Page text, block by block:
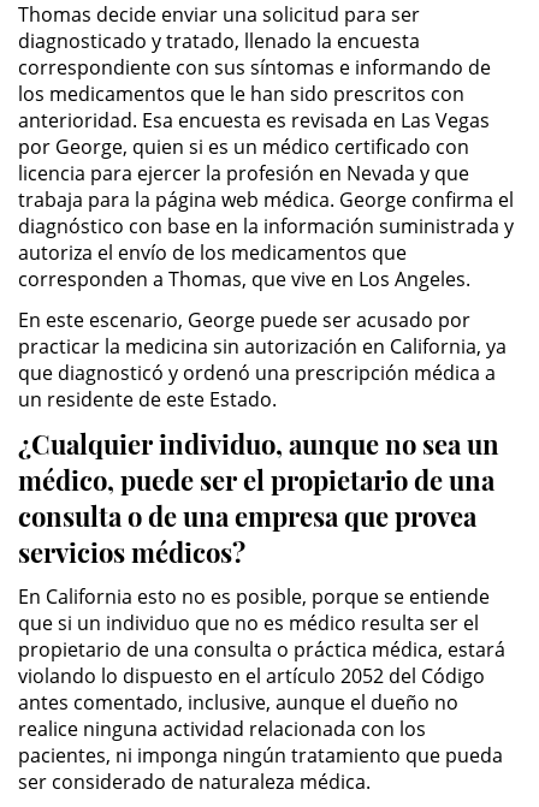
Derechos de los Padres en
Casos Juveniles
Desviación Informal Juvenil
Delitos por los cuales un Menor
puede ser Juzgado como Adulto
División de Justicia Juvenil
La Ley de los Tres Delitos y
Fuera
Libertad Condicional para
Menores
Petición Aceptada
Proyecto de Ley del Senado 439
Sello de Registros de Menores
Tutela de los Tribunales
Tribunal de Delincuencia Juvenil
Delitos Sexuales
Thomas decide enviar una solicitud para ser
diagnosticado y tratado, llenado la encuesta
correspondiente con sus síntomas e informando de
los medicamentos que le han sido prescritos con
anterioridad. Esa encuesta es revisada en Las Vegas
por George, quien si es un médico certificado con
licencia para ejercer la profesión en Nevada y que
trabaja para la página web médica. George confirma el
diagnóstico con base en la información suministrada y
autoriza el envío de los medicamentos que
corresponden a Thomas, que vive en Los Angeles.
En este escenario, George puede ser acusado por
practicar la medicina sin autorización en California, ya
que diagnosticó y ordenó una prescripción médica a
un residente de este Estado.
¿Cualquier individuo, aunque no sea un
médico, puede ser el propietario de una
consulta o de una empresa que provea
servicios médicos?
En California esto no es posible, porque se entiende
que si un individuo que no es médico resulta ser el
propietario de una consulta o práctica médica, estará
violando lo dispuesto en el artículo 2052 del Código
antes comentado, inclusive, aunque el dueño no
realice ninguna actividad relacionada con los
pacientes, ni imponga ningún tratamiento que pueda
ser considerado de naturaleza médica.